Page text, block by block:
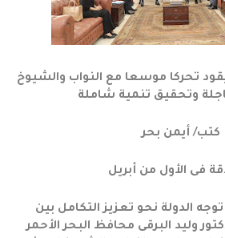
تحركا موسعا مع النواب والشيوخ
وتحقيق تنمية شاملة
كتب/ أيمن بحر
فى الأول من أبريل
الدولة نحو تعزيز التكامل بين
وليد البرقى محافظ البحر الأحمر